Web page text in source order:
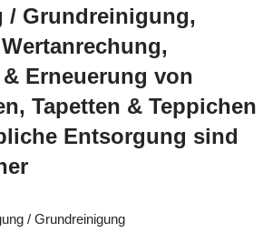
/ Grundreinigung,
Erneuerung von
Tapetten & Teppichen
Entsorgung sind
/ Grundreinigung